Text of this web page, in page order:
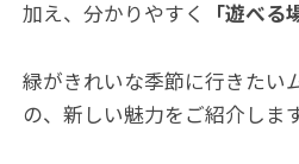
加え、分かりやすく
「遊べ
緑がきれいな季節に行きたい
の、新しい魅力をご紹介します